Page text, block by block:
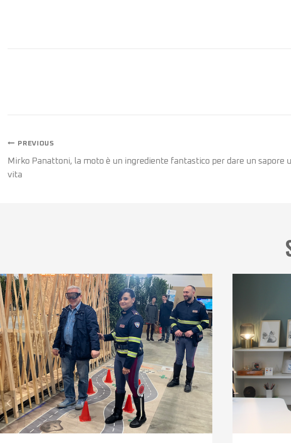
PREVIOUS
Mirko Panattoni, la moto è un ingrediente fantastico per dare un sapore
vita